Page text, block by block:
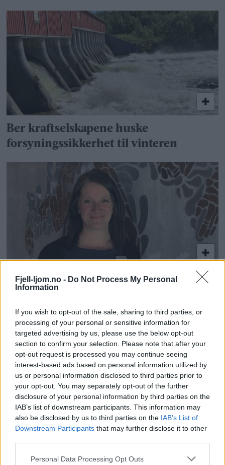
Fjell-ljom.no - Do Not Process My Personal
Information
If you wish to opt-out of the sale, sharing to third parties, or
processing of your personal or sensitive information for
targeted advertising by us, please use the below opt-out
section to confirm your selection. Please note that after your
opt-out request is processed you may continue seeing
interest-based ads based on personal information utilized by
us or personal information disclosed to third parties prior to
your opt-out. You may separately opt-out of the further
disclosure of your personal information by third parties on the
IAB’s list of downstream participants. This information may
also be disclosed by us to third parties on the IAB’s List of
Downstream Participants that may further disclose it to other
Personal Data Processing Opt Outs
Ber kraftselskapene huske
forsyningssikkerhet til vinteren
Rekordsommer for hotellovernattinger
Mest lest siste uke:
Se opptak fra Stuggu
Backyard Ultra 2026
5 dager siden
Med spett og tau redder
de gården
4 dager siden
Bjørn felt i Gauldalen